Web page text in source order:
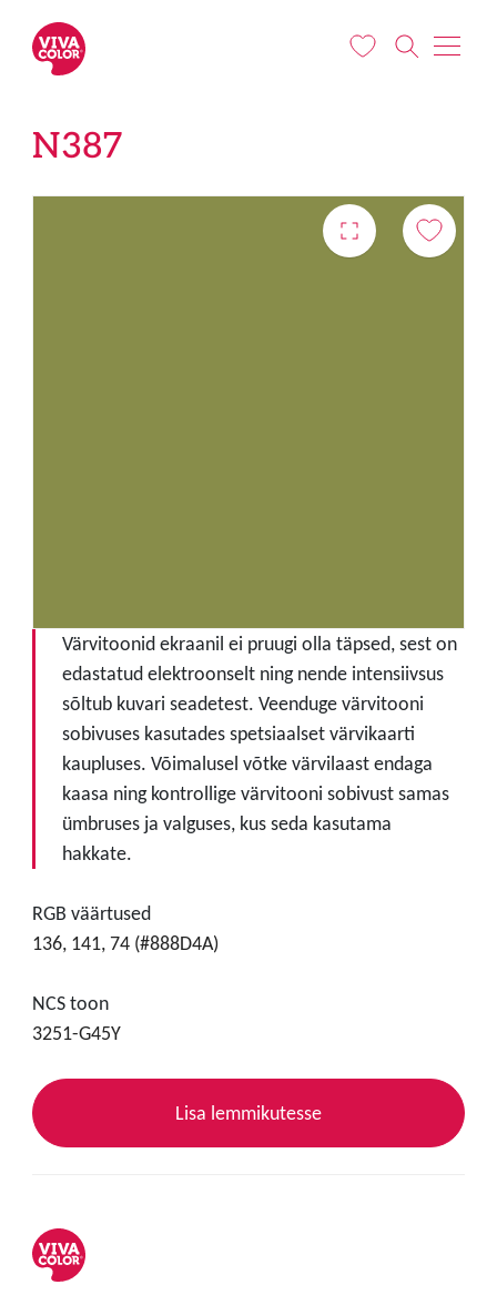
N387
Värvitoonid ekraanil ei pruugi olla täpsed, sest on
edastatud elektroonselt ning nende intensiivsus
sõltub kuvari seadetest. Veenduge värvitooni
sobivuses kasutades spetsiaalset värvikaarti
kaupluses. Võimalusel võtke värvilaast endaga
kaasa ning kontrollige värvitooni sobivust samas
ümbruses ja valguses, kus seda kasutama
hakkate.
RGB väärtused
136, 141, 74 (#888D4A)
NCS toon
3251-G45Y
Lisa lemmikutesse